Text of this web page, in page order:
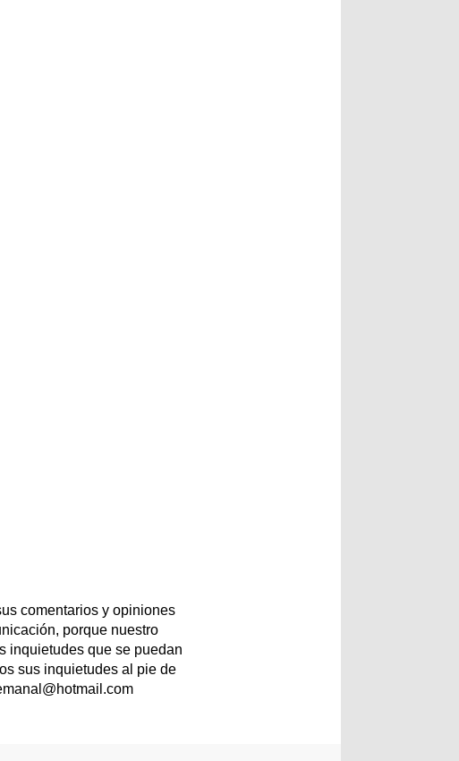
comentarios y opiniones
porque nuestro
inquietudes que se puedan
sus inquietudes al pie de